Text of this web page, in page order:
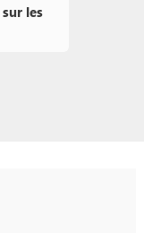
les